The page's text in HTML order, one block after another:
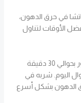
في حرق الدهون،
الأوقات لتناول
تناول شاي الماتشا قبل الفطور بحوالي 30 دقيقة
اليوم. شربه في
الدهون بشكل أسرع